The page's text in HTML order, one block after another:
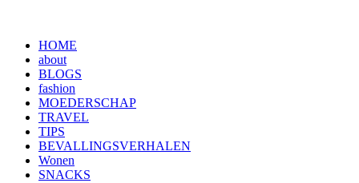
HOME
about
BLOGS
fashion
MOEDERSCHAP
TRAVEL
TIPS
BEVALLINGSVERHALEN
Wonen
SNACKS